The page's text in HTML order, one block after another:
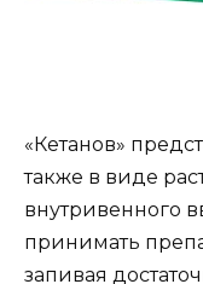
«Кетанов»
также в виде
внутривенного
принимать
запивая